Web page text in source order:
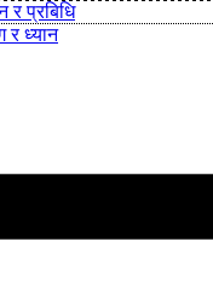
र प्रबिधि
र ध्यान